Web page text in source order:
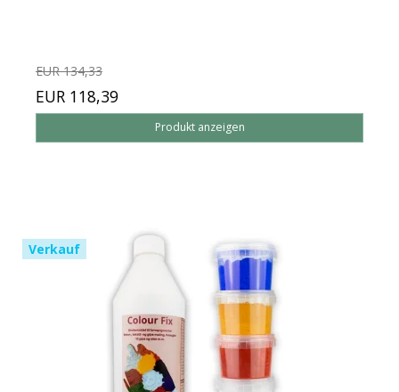
EUR 134,33
EUR 118,39
Produkt anzeigen
Verkauf